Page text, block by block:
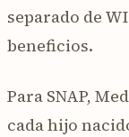
separado de
beneficios.
Para SNAP,
cada hijo